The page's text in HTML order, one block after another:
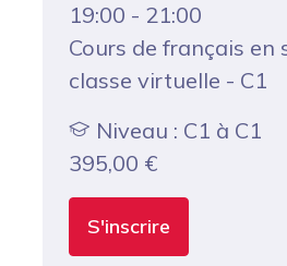
19:00 - 21:00
Cours de français en
classe virtuelle - C1
Niveau : C1 à C1
395,00 €
S'inscrire